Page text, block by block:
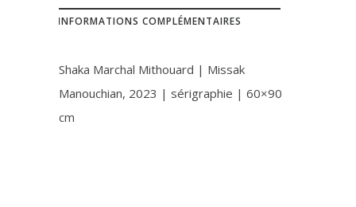
INFORMATIONS COMPLÉMENTAIRES
Shaka Marchal Mithouard | Missak
Manouchian, 2023 | sérigraphie | 60×90
cm